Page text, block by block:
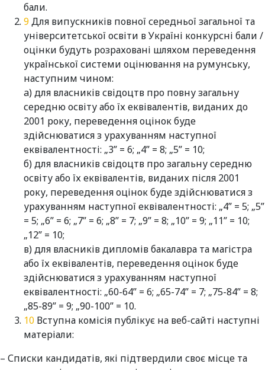
бали.
Для випускників повної середньої загальної та
університетської освіти в Україні конкурсні бали /
оцінки будуть розраховані шляхом переведення
української системи оцінювання на румунську,
наступним чином:
a) для власників свідоцтв про повну загальну
середню освіту або їх еквівалентів, виданих до
2001 року, переведення оцінок буде
здійснюватися з урахуванням наступної
еквівалентності: „3” = 6; „4” = 8; „5” = 10;
б) для власників свідоцтв про загальну середню
освіту або їх еквівалентів, виданих після 2001
року, переведення оцінок буде здійснюватися з
урахуванням наступної еквівалентності: „4” = 5; „5”
= 5; „6” = 6; „7” = 6; „8” = 7; „9” = 8; „10” = 9; „11” = 10;
„12” = 10;
в) для власників дипломів бакалавра та магістра
або їх еквівалентів, переведення оцінок буде
здійснюватися з урахуванням наступної
еквівалентності: „60-64” = 6; „65-74” = 7; „75-84” = 8;
„85-89” = 9; „90-100” = 10.
Вступна комісія публікує на веб-сайті наступні
матеріали:
– Списки кандидатів, які підтвердили своє місце та